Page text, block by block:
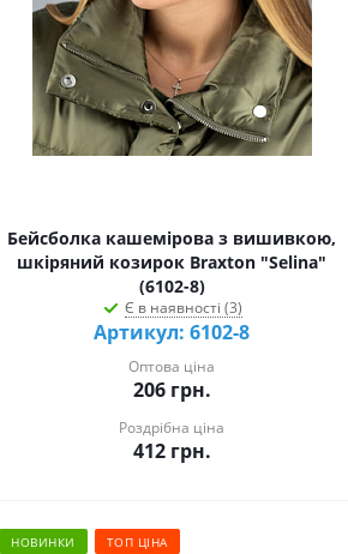
Бейсболка кашемірова з вишивкою,
шкіряний козирок Braxton "Selina"
(6102-8)
Є в наявності (3)
Артикул: 6102-8
Оптова ціна
206грн.
Роздрібна ціна
412грн.
НОВИНКИ ТОП ЦІНА